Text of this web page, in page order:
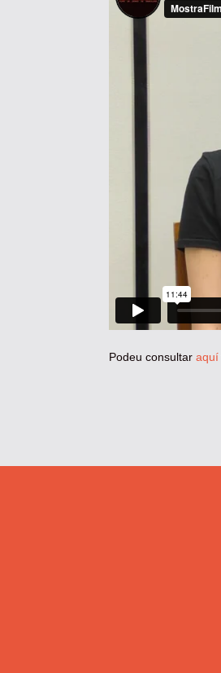
Podeu consultaraquí